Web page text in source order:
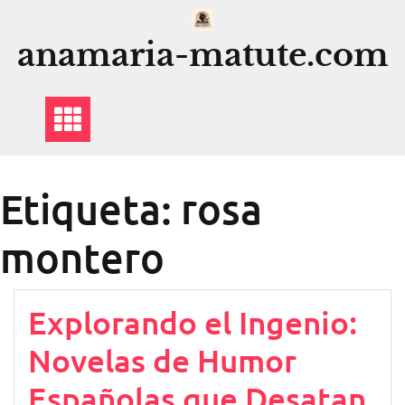
contenido
anamaria-matute.com
Etiqueta: rosa
montero
Explorando el Ingenio:
Novelas de Humor